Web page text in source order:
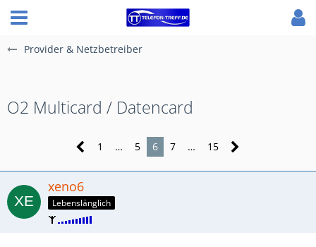
Provider & Netzbetreiber
O2 Multicard / Datencard
1 … 5 6 7 … 15
xeno6
Lebenslänglich